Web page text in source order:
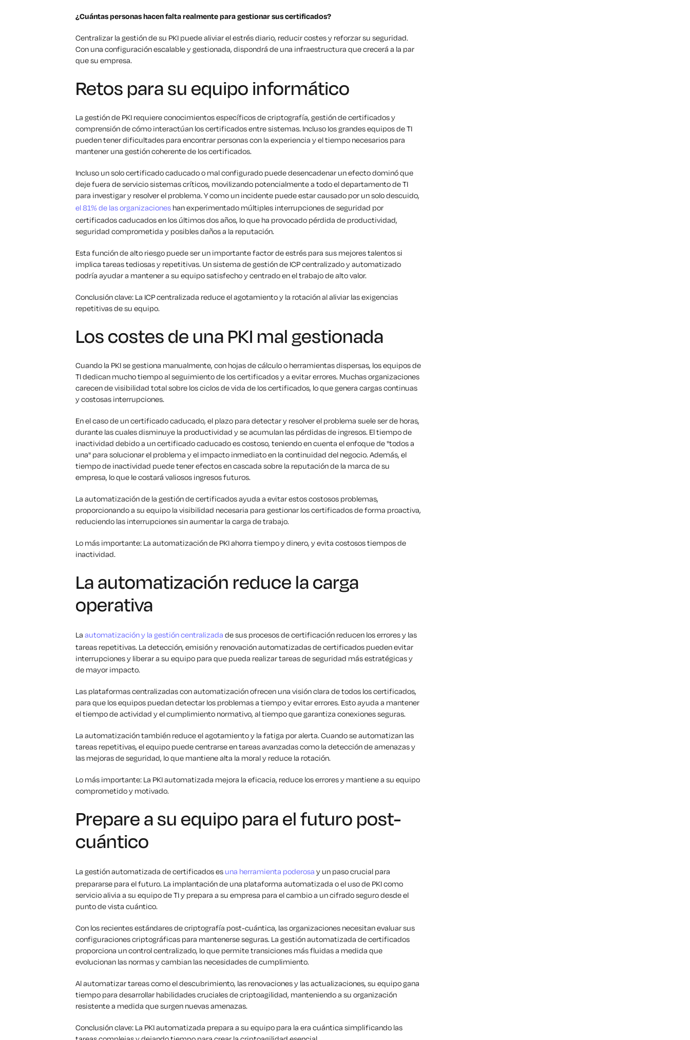
¿Cuántas personas hacen faltarealmentepara gestionar sus certificados?
Centralizar la gestión de su PKI puede aliviar el estrés diario, reducir costes y reforzar su seguridad.
Con una configuración escalable y gestionada, dispondrá de una infraestructura que crecerá a la par
que su empresa.
Retos para su equipo informático
La gestión de PKI requiere conocimientos específicos de criptografía, gestión de certificados y
comprensión de cómo interactúan los certificados entre sistemas. Incluso los grandes equipos de TI
pueden tener dificultades para encontrar personas con la experiencia y el tiempo necesarios para
mantener una gestión coherente de los certificados.
Incluso un solo certificado caducado o mal configurado puede desencadenar un efecto dominó que
deje fuera de servicio sistemas críticos, movilizando potencialmente a todo el departamento de TI
para investigar y resolver el problema. Y como un incidente puede estar causado por un solo descuido,
el 81% de las organizaciones han experimentado múltiples interrupciones de seguridad por
certificados caducados en los últimos dos años, lo que ha provocado pérdida de productividad,
seguridad comprometida y posibles daños a la reputación.
Esta función de alto riesgo puede ser un importante factor de estrés para sus mejores talentos si
implica tareas tediosas y repetitivas. Un sistema de gestión de ICP centralizado y automatizado
podría ayudar a mantener a su equipo satisfecho y centrado en el trabajo de alto valor.
Conclusión clave: La ICP centralizada reduce el agotamiento y la rotación al aliviar las exigencias
repetitivas de su equipo.
Los costes de una PKI mal gestionada
Cuando la PKI se gestiona manualmente, con hojas de cálculo o herramientas dispersas, los equipos de
TI dedican mucho tiempo al seguimiento de los certificados y a evitar errores. Muchas organizaciones
carecen de visibilidad total sobre los ciclos de vida de los certificados, lo que genera cargas continuas
y costosas interrupciones.
En el caso de un certificado caducado, el plazo para detectar y resolver el problema suele ser de horas,
durante las cuales disminuye la productividad y se acumulan las pérdidas de ingresos. El tiempo de
inactividad debido a un certificado caducado es costoso, teniendo en cuenta el enfoque de "todos a
una" para solucionar el problema y el impacto inmediato en la continuidad del negocio. Además, el
tiempo de inactividad puede tener efectos en cascada sobre la reputación de la marca de su
empresa, lo que le costará valiosos ingresos futuros.
La automatización de la gestión de certificados ayuda a evitar estos costosos problemas,
proporcionando a su equipo la visibilidad necesaria para gestionar los certificados de forma proactiva,
reduciendo las interrupciones sin aumentar la carga de trabajo.
Lo más importante: La automatización de PKI ahorra tiempo y dinero, y evita costosos tiempos de
inactividad.
La automatización reduce la carga
operativa
La automatización y la gestión centralizada de sus procesos de certificación reducen los errores y las
tareas repetitivas. La detección, emisión y renovación automatizadas de certificados pueden evitar
interrupciones y liberar a su equipo para que pueda realizar tareas de seguridad más estratégicas y
de mayor impacto.
Las plataformas centralizadas con automatización ofrecen una visión clara de todos los certificados,
para que los equipos puedan detectar los problemas a tiempo y evitar errores. Esto ayuda a mantener
el tiempo de actividad y el cumplimiento normativo, al tiempo que garantiza conexiones seguras.
La automatización también reduce el agotamiento y la fatiga por alerta. Cuando se automatizan las
tareas repetitivas, el equipo puede centrarse en tareas avanzadas como la detección de amenazas y
las mejoras de seguridad, lo que mantiene alta la moral y reduce la rotación.
Lo más importante: La PKI automatizada mejora la eficacia, reduce los errores y mantiene a su equipo
comprometido y motivado.
Prepare a su equipo para el futuro post-
cuántico
La gestión automatizada de certificados es una herramienta poderosa y un paso crucial para
prepararse para el futuro. La implantación de una plataforma automatizada o el uso de PKI como
servicio alivia a su equipo de TI y prepara a su empresa para el cambio a un cifrado seguro desde el
punto de vista cuántico.
Con los recientes estándares de criptografía post-cuántica, las organizaciones necesitan evaluar sus
configuraciones criptográficas para mantenerse seguras. La gestión automatizada de certificados
proporciona un control centralizado, lo que permite transiciones más fluidas a medida que
evolucionan las normas y cambian las necesidades de cumplimiento.
Al automatizar tareas como el descubrimiento, las renovaciones y las actualizaciones, su equipo gana
tiempo para desarrollar habilidades cruciales de criptoagilidad, manteniendo a su organización
resistente a medida que surgen nuevas amenazas.
Conclusión clave: La PKI automatizada prepara a su equipo para la era cuántica simplificando las